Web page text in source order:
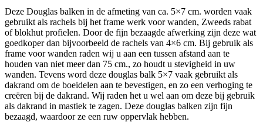
Deze Douglas balken in de afmeting van ca. 5×7 cm. worden vaak
gebruikt als rachels bij het frame werk voor wanden, Zweeds rabat
of blokhut profielen. Door de fijn bezaagde afwerking zijn deze wat
goedkoper dan bijvoorbeeld de rachels van 4×6 cm. Bij gebruik als
frame voor wanden raden wij u aan een tussen afstand aan te
houden van niet meer dan 75 cm., zo houdt u stevigheid in uw
wanden. Tevens word deze douglas balk 5×7 vaak gebruikt als
dakrand om de boeidelen aan te bevestigen, en zo een verhoging te
creëren bij de dakrand. Wij raden het u wel aan om deze bij gebruik
als dakrand in mastiek te zagen. Deze douglas balken zijn fijn
bezaagd, waardoor ze een ruw oppervlak hebben.